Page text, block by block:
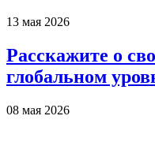
13 мая 2026
Расскажите о
глобальном
08 мая 2026